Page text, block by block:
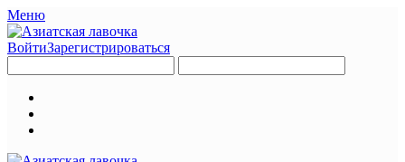
Меню
ВойтиЗарегистрироваться